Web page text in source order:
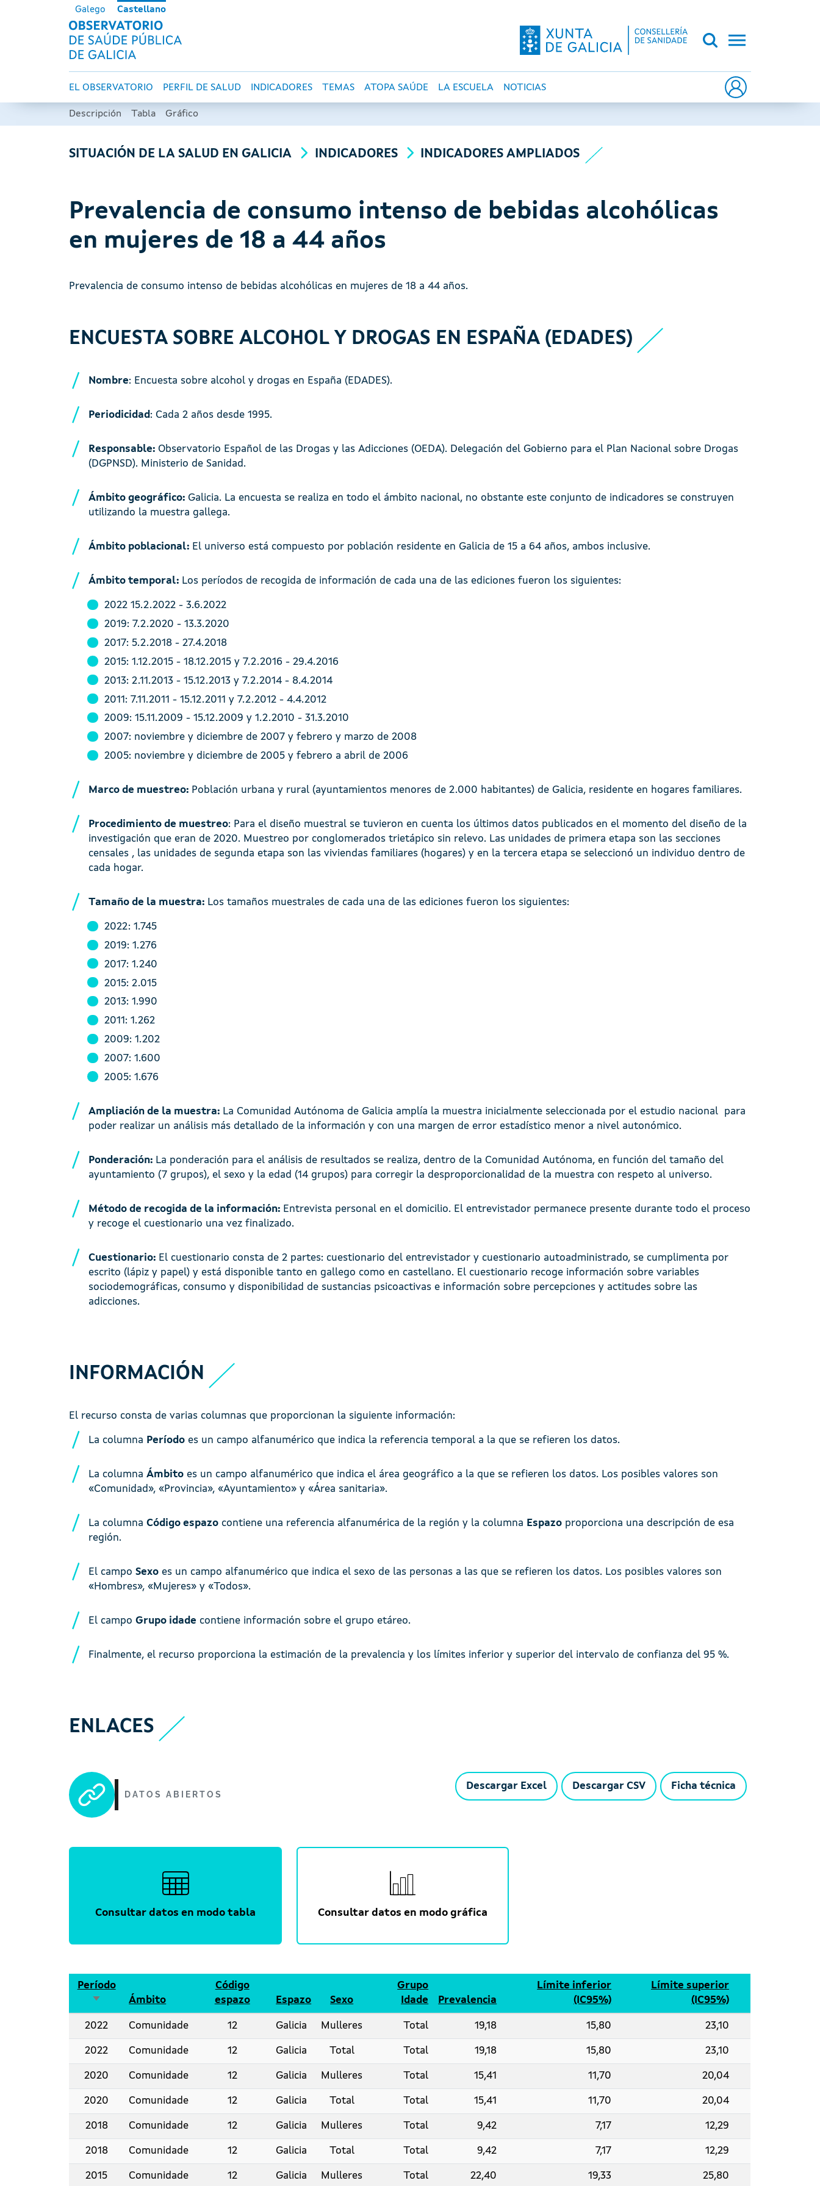
Pasar al contenido principal
Galego Castellano
OBSERVATORIO DE SALUD PÚBLICA DE GALICIA
Navegación principal
EL OBSERVATORIO PERFIL DE SALUD INDICADORES TEMAS ATOPA SAÚDE LA ESCUELA NOTICIAS
Descripción Tabla Gráfico
SITUACIÓN DE LA SALUD EN GALICIA INDICADORES INDICADORES AMPLIADOS
Prevalencia de consumo intenso de bebidas alcohólicas
en mujeres de 18 a 44 años
Prevalencia de consumo intenso de bebidas alcohólicas en mujeres de 18 a 44 años.
ENCUESTA SOBRE ALCOHOL Y DROGAS EN ESPAÑA (EDADES)
Nombre: Encuesta sobre alcohol y drogas en España (EDADES).
Periodicidad : Cada 2 años desde 1995.
Responsable: Observatorio Español de las Drogas y las Adicciones (OEDA). Delegación del Gobierno para el Plan Nacional sobre Drogas
(DGPNSD). Ministerio de Sanidad.
Ámbito geográfico: Galicia. La encuesta se realiza en todo el ámbito nacional, no obstante este conjunto de indicadores se construyen
utilizando la muestra gallega.
Ámbito poblacional: El universo está compuesto por población residente en Galicia de 15 a 64 años, ambos inclusive.
Ámbito temporal: Los períodos de recogida de información de cada una de las ediciones fueron los siguientes:
2022 15.2.2022 - 3.6.2022
2019: 7.2.2020 - 13.3.2020
2017: 5.2.2018 - 27.4.2018
2015: 1.12.2015 - 18.12.2015 y 7.2.2016 - 29.4.2016
2013: 2.11.2013 - 15.12.2013 y 7.2.2014 - 8.4.2014
2011: 7.11.2011 - 15.12.2011 y 7.2.2012 - 4.4.2012
2009: 15.11.2009 - 15.12.2009 y 1.2.2010 - 31.3.2010
2007: noviembre y diciembre de 2007 y febrero y marzo de 2008
2005: noviembre y diciembre de 2005 y febrero a abril de 2006
Marco de muestreo: Población urbana y rural (ayuntamientos menores de 2.000 habitantes) de Galicia, residente en hogares familiares.
Procedimiento de muestreo: Para el diseño muestral se tuvieron en cuenta los últimos datos publicados en el momento del diseño de la
investigación que eran de 2020. Muestreo por conglomerados trietápico sin relevo. Las unidades de primera etapa son las secciones
censales , las unidades de segunda etapa son las viviendas familiares (hogares) y en la tercera etapa se seleccionó un individuo dentro de
cada hogar.
Tamaño de la muestra: Los tamaños muestrales de cada una de las ediciones fueron los siguientes:
2022: 1.745
2019: 1.276
2017: 1.240
2015: 2.015
2013: 1.990
2011: 1.262
2009: 1.202
2007: 1.600
2005: 1.676
Ampliación de la muestra: La Comunidad Autónoma de Galicia amplía la muestra inicialmente seleccionada por el estudio nacional para
poder realizar un análisis más detallado de la información y con una margen de error estadístico menor a nivel autonómico.
Ponderación: La ponderación para el análisis de resultados se realiza, dentro de la Comunidad Autónoma, en función del tamaño del
ayuntamiento (7 grupos), el sexo y la edad (14 grupos) para corregir la desproporcionalidad de la muestra con respeto al universo.
Método de recogida de la información: Entrevista personal en el domicilio. El entrevistador permanece presente durante todo el proceso
y recoge el cuestionario una vez finalizado.
Cuestionario: El cuestionario consta de 2 partes: cuestionario del entrevistador y cuestionario autoadministrado, se cumplimenta por
escrito (lápiz y papel) y está disponible tanto en gallego como en castellano. El cuestionario recoge información sobre variables
sociodemográficas, consumo y disponibilidad de sustancias psicoactivas e información sobre percepciones y actitudes sobre las
adicciones.
INFORMACIÓN
El recurso consta de varias columnas que proporcionan la siguiente información:
La columna Período es un campo alfanumérico que indica la referencia temporal a la que se refieren los datos.
La columnaÁmbito es un campo alfanumérico que indica el área geográfico a la que se refieren los datos. Los posibles valores son
«Comunidad», «Provincia», «Ayuntamiento» y «Área sanitaria».
La columnaCódigo espazo contiene una referencia alfanumérica de la región y la columna Espazo proporciona una descripción de esa
región.
El campoSexo es un campo alfanumérico que indica el sexo de las personas a las que se refieren los datos. Los posibles valores son
«Hombres», «Mujeres» y «Todos».
El campoGrupo idade contiene información sobre el grupo etáreo.
Finalmente, el recurso proporciona la estimación de la prevalencia y los límites inferior y superior del intervalo de confianza del 95 %.
ENLACES
DATOS ABIERTOS
Ficha técnica
Descargar CSV
Descargar Excel
Consultar datos en modo tabla Consultar datos en modo gráfica
Período
Ordenar ascendente
Ámbito
Código
espazo
Espazo Sexo
Grupo
Idade
Prevalencia
Límite inferior
(IC95%)
Límite superior
(IC95%)
2022 Comunidade 12 Galicia Mulleres Total 19,18 15,80 23,10
2022 Comunidade 12 Galicia Total Total 19,18 15,80 23,10
2020 Comunidade 12 Galicia Mulleres Total 15,41 11,70 20,04
2020 Comunidade 12 Galicia Total Total 15,41 11,70 20,04
2018 Comunidade 12 Galicia Mulleres Total 9,42 7,17 12,29
2018 Comunidade 12 Galicia Total Total 9,42 7,17 12,29
2015 Comunidade 12 Galicia Mulleres Total 22,40 19,33 25,80